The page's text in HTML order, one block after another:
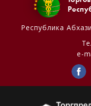
Республика
e-